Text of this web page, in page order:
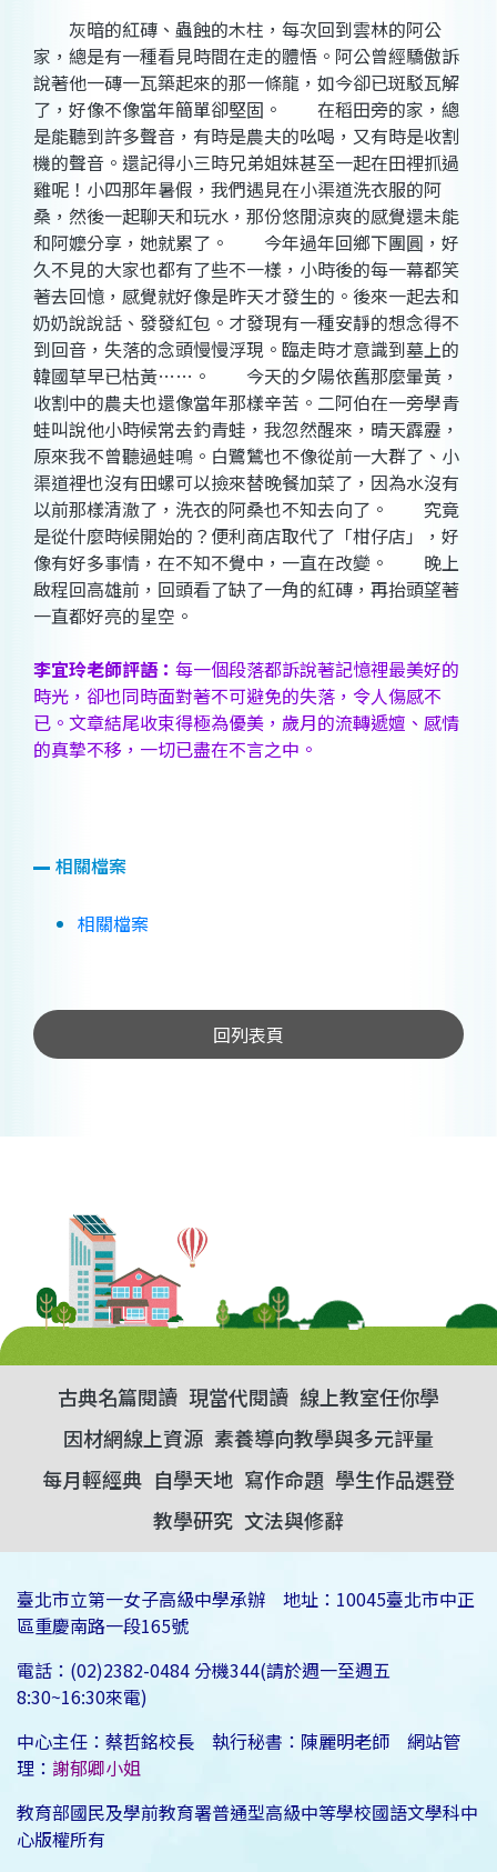
灰暗的紅磚、蟲蝕的木柱，每次回到雲林的阿公
家，總是有一種看見時間在走的體悟。阿公曾經驕傲訴
說著他一磚一瓦築起來的那一條龍，如今卻已斑駁瓦解
了，好像不像當年簡單卻堅固。 在稻田旁的家，總
是能聽到許多聲音，有時是農夫的吆喝，又有時是收割
機的聲音。還記得小三時兄弟姐妹甚至一起在田裡抓過
雞呢！小四那年暑假，我們遇見在小渠道洗衣服的阿
桑，然後一起聊天和玩水，那份悠閒涼爽的感覺還未能
和阿嬤分享，她就累了。 今年過年回鄉下團圓，好
久不見的大家也都有了些不一樣，小時後的每一幕都笑
著去回憶，感覺就好像是昨天才發生的。後來一起去和
奶奶說說話、發發紅包。才發現有一種安靜的想念得不
到回音，失落的念頭慢慢浮現。臨走時才意識到墓上的
韓國草早已枯黃……。 今天的夕陽依舊那麼暈黃，
收割中的農夫也還像當年那樣辛苦。二阿伯在一旁學青
蛙叫說他小時候常去釣青蛙，我忽然醒來，晴天霹靂，
原來我不曾聽過蛙鳴。白鷺鷥也不像從前一大群了、小
渠道裡也沒有田螺可以撿來替晚餐加菜了，因為水沒有
以前那樣清澈了，洗衣的阿桑也不知去向了。 究竟
是從什麼時候開始的？便利商店取代了「柑仔店」，好
像有好多事情，在不知不覺中，一直在改變。 晚上
啟程回高雄前，回頭看了缺了一角的紅磚，再抬頭望著
一直都好亮的星空。
李宜玲老師評語： 每一個段落都訴說著記憶裡最美好的
時光，卻也同時面對著不可避免的失落，令人傷感不
已。文章結尾收束得極為優美，歲月的流轉遞嬗、感情
的真摯不移，一切已盡在不言之中。
相關檔案
相關檔案
回列表頁
古典名篇閱讀 現當代閱讀 線上教室任你學
因材網線上資源 素養導向教學與多元評量
每月輕經典 自學天地 寫作命題 學生作品選登
教學研究 文法與修辭
臺北市立第一女子高級中學承辦 地址：10045臺北市中正
區重慶南路一段165號
電話：(02)2382-0484 分機344(請於週一至週五
8:30~16:30來電)
中心主任：蔡哲銘校長 執行秘書：陳麗明老師 網站管
理： 謝郁卿小姐
教育部國民及學前教育署普通型高級中等學校國語文學科中
心版權所有